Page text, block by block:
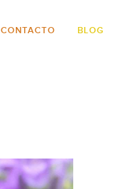
CONTACTO BLOG